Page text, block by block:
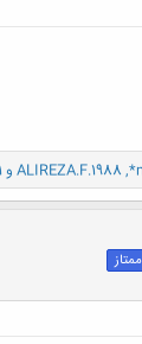
,
ALIREZA.F.1988 و 1 شخص دیگر